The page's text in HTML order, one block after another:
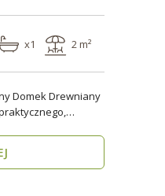
x1 2 m²
Domek Drewniany